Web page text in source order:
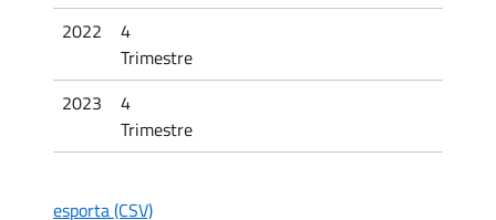
2022
4
Trimestre
2023
4
Trimestre
esporta (CSV)